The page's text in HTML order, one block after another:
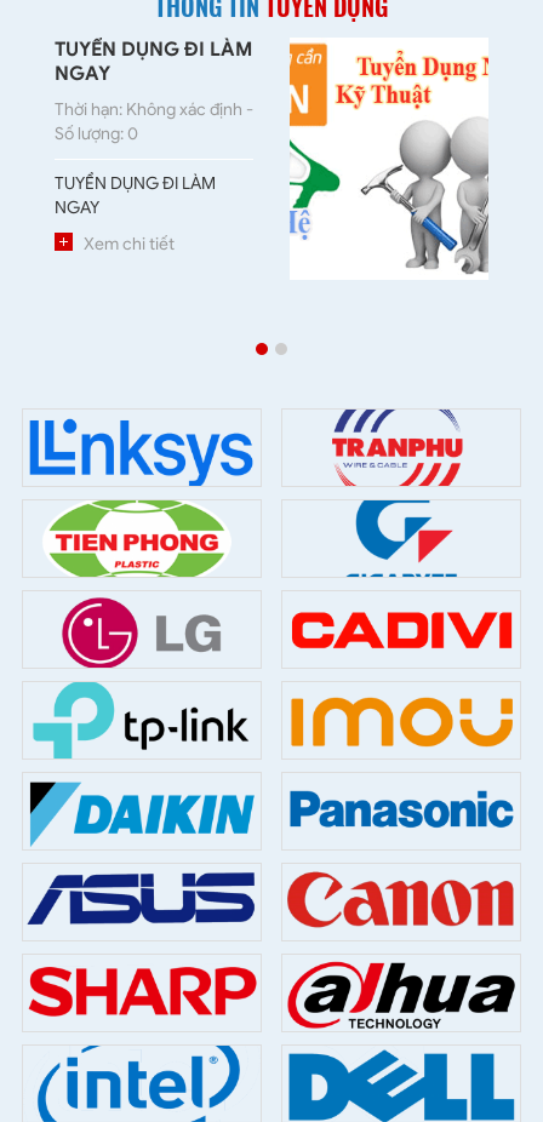
TUYỂN DỤNG ĐI LÀM
NGAY
Thời hạn: Không xác định -
Số lượng: 0
TUYỂN DỤNG ĐI LÀM
NGAY
Xem chi tiết